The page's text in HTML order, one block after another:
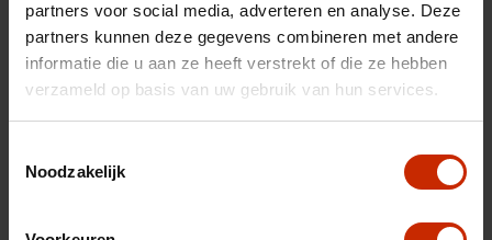
partners voor social media, adverteren en analyse. Deze
partners kunnen deze gegevens combineren met andere
informatie die u aan ze heeft verstrekt of die ze hebben
verzameld op basis van uw gebruik van hun services.
Noodzakelijk